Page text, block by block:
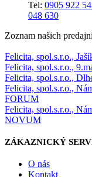
Tel: 0905 922
048 630
Zoznam našich
Felicita, spol.s.r.o.,
Felicita, spol.s.r.o.,
Felicita, spol.s.r.o.,
Felicita, spol.s.r.o.,
FORUM
Felicita, spol.s.r.o.,
NOVUM
ZÁKAZNICKÝ
O nás
Kontakt